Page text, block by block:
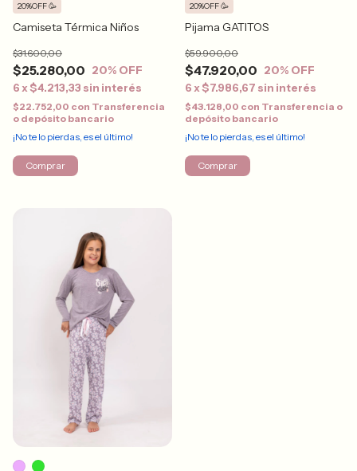
Camiseta Térmica Niños
$25.280,00
$31.600,00
20% OFF
6 x$4.213,33 sin interés
20%OFF 🥳
$22.752,00 con Transferencia
o depósito bancario
¡No te lo pierdas, es el último!
Comprar
Pijama GATITOS
$47.920,00
$59.900,00
20% OFF
6 x$7.986,67 sin interés
20%OFF 🥳
$43.128,00 con Transferencia o
depósito bancario
¡No te lo pierdas, es el último!
Comprar